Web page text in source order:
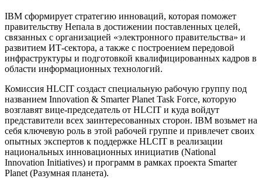
IBM сформирует стратегию инноваций, которая поможет
правительству Непала в достижении поставленных целей,
связанных с организацией «электронного правительства» и
развитием ИТ-сектора, а также с построением передовой
инфраструктуры и подготовкой квалифицированных кадров в
области информационных технологий.
Комиссия HLCIT создаст специальную рабочую группу под
названием Innovation & Smarter Planet Task Force, которую
возглавят вице-председатель от HLCIT и куда войдут
представители всех заинтересованных сторон. IBM возьмет на
себя ключевую роль в этой рабочей группе и привлечет своих
опытных экспертов к поддержке HLCIT в реализации
национальных инновационных инициатив (National
Innovation Initiatives) и программ в рамках проекта Smarter
Planet (Разумная планета).